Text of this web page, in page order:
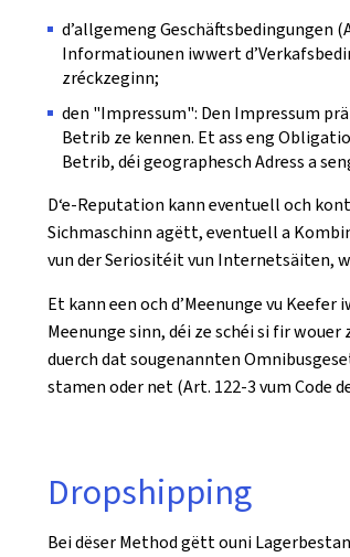
d’allgemeng Geschäftsbedingungen
Informatiounen iwwert
zréckzeginn;
den "Impressum": Den Impressum
Betrib ze kennen. Et ass eng
Betrib, déi geographesch Adress a
D‘e-Reputation kann eventuell och
Sichmaschinn agëtt, eventuell a
vun der Seriositéit vun Internetsäiten,
Et kann een och d’Meenunge vu
Meenunge sinn, déi ze schéi si fir
duerch dat sougenannten
stamen oder net (Art. 122-3 vum Code
Dropshipping
Bei dëser Method gëtt ouni